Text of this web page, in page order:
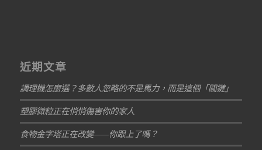
近期文章
調理機怎麼選？多數人忽略的不是馬力，而是這個「關鍵」
塑膠微粒正在悄悄傷害你的家人
食物金字塔正在改變——你跟上了嗎？